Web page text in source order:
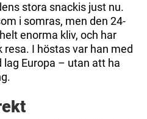
stora snackis just nu.
i somras, men den 24-
enorma kliv, och har
I höstas var han med
lag Europa – utan att ha